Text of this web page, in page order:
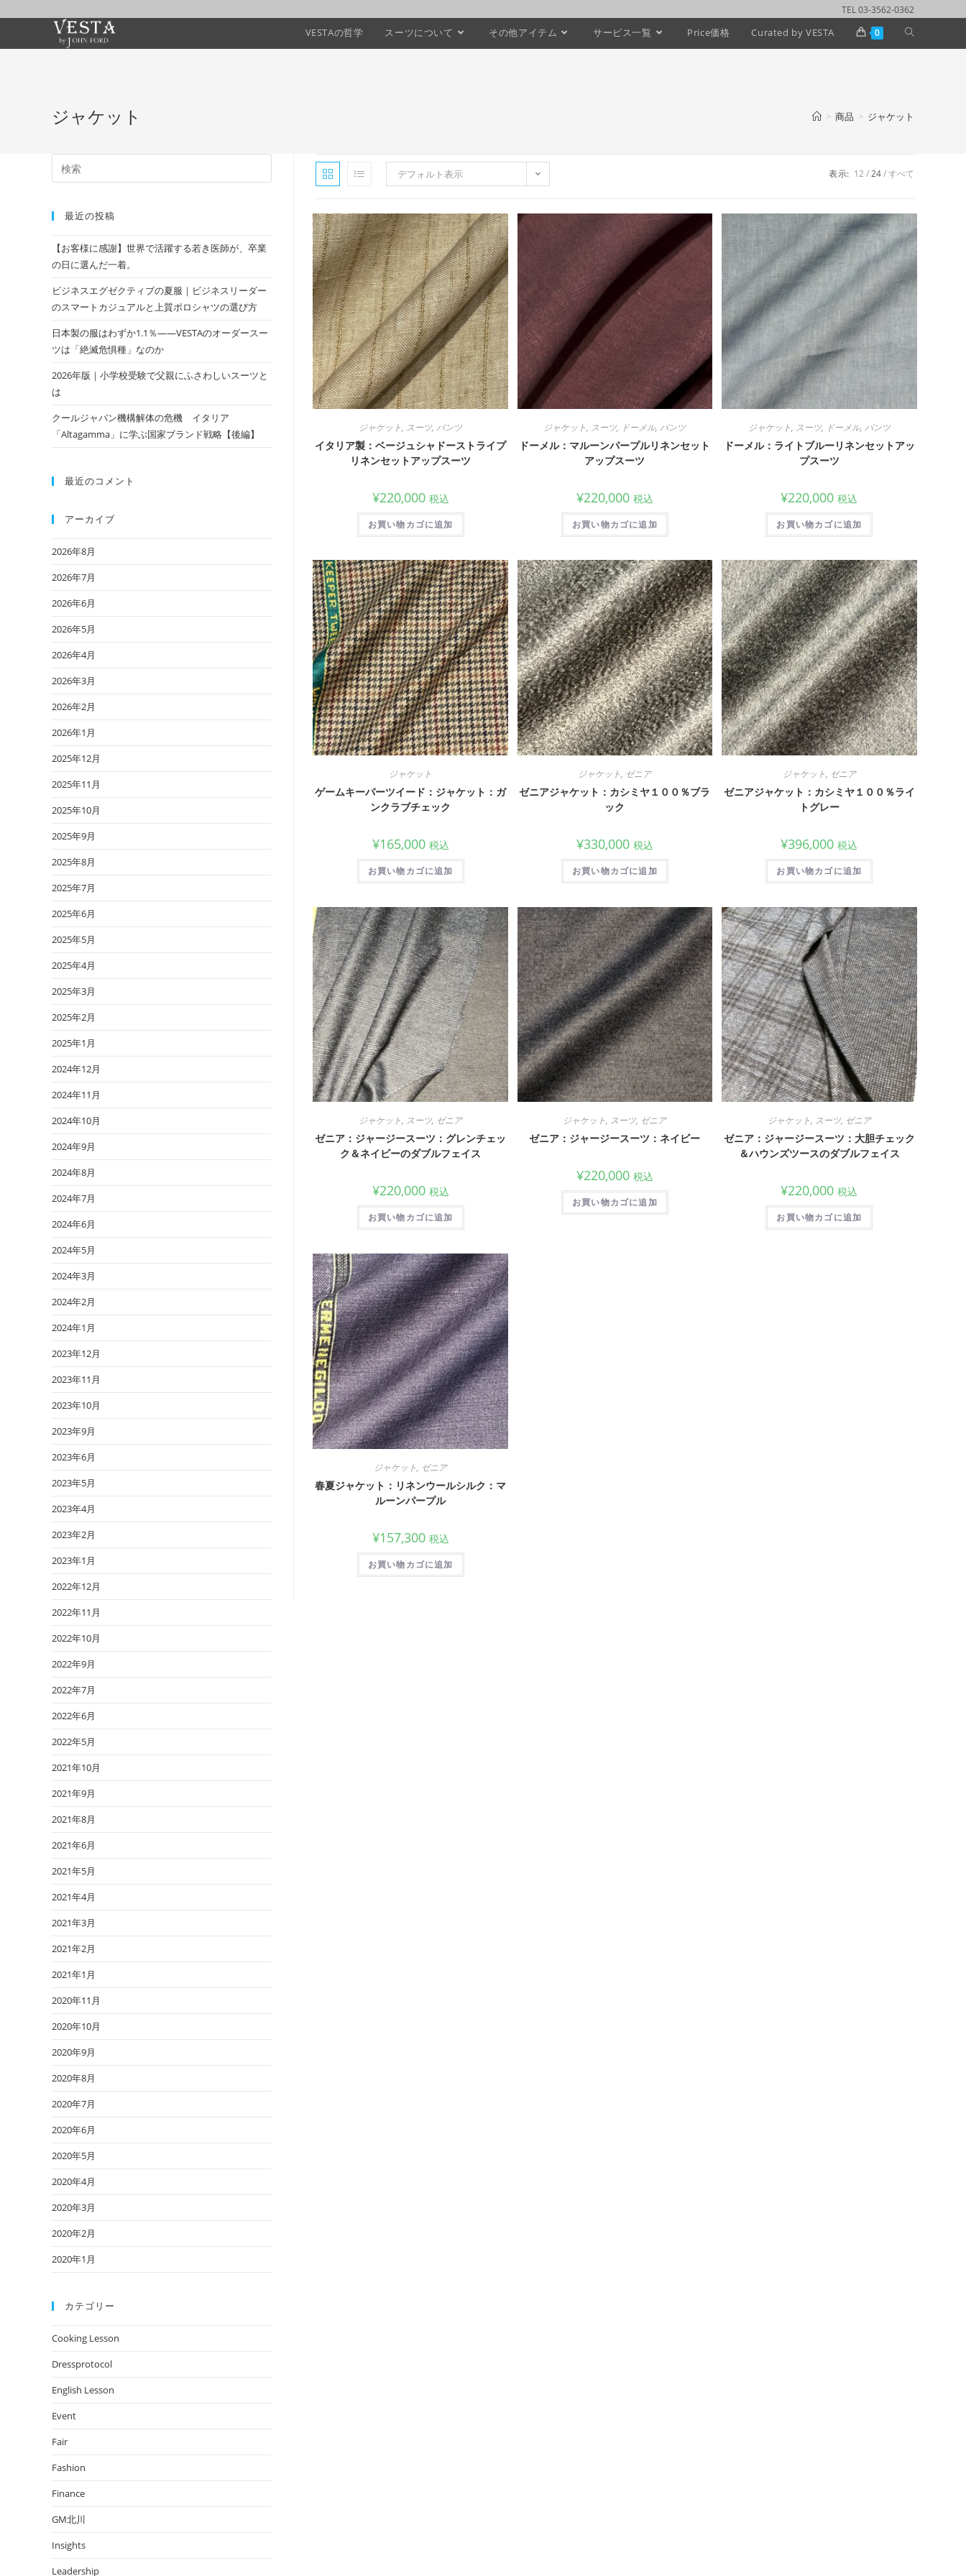
TEL 03-3562-0362
VESTAの哲学 スーツについて その他アイテム サービス一覧 Price価格 Curated by VESTA 0
ジャケット > 商品 > ジャケット
デフォルト表示 表示: 12 24 すべて
ジャケット, スーツ,パンツ
イタリア製：ベージュシャドーストライプ
リネンセットアップスーツ
¥220,000 税込
お買い物カゴに追加
ジャケット, スーツ, ドーメル,パンツ
ドーメル：マルーンパープルリネンセット
アップスーツ
¥220,000 税込
お買い物カゴに追加
ジャケット, スーツ, ドーメル, パンツ
ドーメル：ライトブルーリネンセットアッ
プスーツ
¥220,000 税込
お買い物カゴに追加
ジャケット
ゲームキーパーツイード：ジャケット：ガ
ンクラブチェック
¥165,000 税込
お買い物カゴに追加
ジャケット, ゼニア
ゼニアジャケット：カシミヤ１００％ブラ
ック
¥330,000 税込
お買い物カゴに追加
ジャケット, ゼニア
ゼニアジャケット：カシミヤ１００％ライ
トグレー
¥396,000 税込
お買い物カゴに追加
ジャケット, スーツ, ゼニア
ゼニア：ジャージースーツ：グレンチェッ
ク＆ネイビーのダブルフェイス
¥220,000 税込
お買い物カゴに追加
ジャケット, スーツ, ゼニア
ゼニア：ジャージースーツ：ネイビー
¥220,000 税込
お買い物カゴに追加
ジャケット, スーツ, ゼニア
ゼニア：ジャージースーツ：大胆チェック
＆ハウンズツースのダブルフェイス
¥220,000 税込
お買い物カゴに追加
ジャケット, ゼニア
春夏ジャケット：リネンウールシルク：マ
ルーンパープル
¥157,300 税込
お買い物カゴに追加
最近の投稿
【お客様に感謝】世界で活躍する若き医師が、卒業
の日に選んだ一着。
ビジネスエグゼクティブの夏服｜ビジネスリーダー
のスマートカジュアルと上質ポロシャツの選び方
日本製の服はわずか1.1％——VESTAのオーダースー
ツは「絶滅危惧種」なのか
2026年版｜小学校受験で父親にふさわしいスーツと
は
クールジャパン機構解体の危機 イタリア
「Altagamma」に学ぶ国家ブランド戦略【後編】
最近のコメント
アーカイブ
2026年8月
2026年7月
2026年6月
2026年5月
2026年4月
2026年3月
2026年2月
2026年1月
2025年12月
2025年11月
2025年10月
2025年9月
2025年8月
2025年7月
2025年6月
2025年5月
2025年4月
2025年3月
2025年2月
2025年1月
2024年12月
2024年11月
2024年10月
2024年9月
2024年8月
2024年7月
2024年6月
2024年5月
2024年3月
2024年2月
2024年1月
2023年12月
2023年11月
2023年10月
2023年9月
2023年6月
2023年5月
2023年4月
2023年2月
2023年1月
2022年12月
2022年11月
2022年10月
2022年9月
2022年7月
2022年6月
2022年5月
2021年10月
2021年9月
2021年8月
2021年6月
2021年5月
2021年4月
2021年3月
2021年2月
2021年1月
2020年11月
2020年10月
2020年9月
2020年8月
2020年7月
2020年6月
2020年5月
2020年4月
2020年3月
2020年2月
2020年1月
カテゴリー
Cooking Lesson
Dressprotocol
English Lesson
Event
Fair
Fashion
Finance
GM北川
Insights
Leadership